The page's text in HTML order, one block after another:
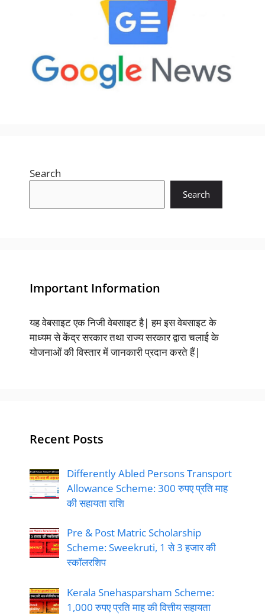
Search
Search
Important Information
यह वेबसाइट एक निजी वेबसाइट है| हम इस वेबसाइट के
माध्यम से केंद्र सरकार तथा राज्य सरकार द्वारा चलाई के
योजनाओं की विस्तार में जानकारी प्रदान करते हैं|
Recent Posts
Differently Abled Persons Transport
Allowance Scheme: 300 रुपए प्रति माह
की सहायता राशि
Pre & Post Matric Scholarship
Scheme: Sweekruti, 1 से 3 हजार की
स्कॉलरशिप
Kerala Snehasparsham Scheme:
1,000 रुपए प्रति माह की वित्तीय सहायता